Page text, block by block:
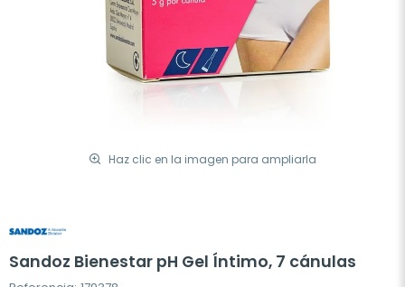
Haz clic en la imagen para ampliarla
Sandoz Bienestar pH Gel Íntimo, 7 cánulas